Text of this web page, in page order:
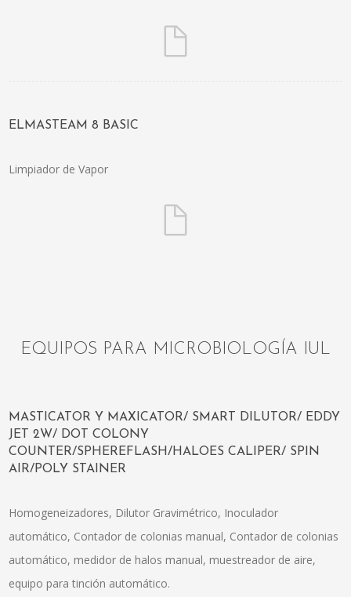
ELMASTEAM 8 BASIC
Limpiador de Vapor
EQUIPOS PARA MICROBIOLOGÍA IUL
MASTICATOR Y MAXICATOR/ SMART DILUTOR/ EDDY
JET 2W/ DOT COLONY
COUNTER/SPHEREFLASH/HALOES CALIPER/ SPIN
AIR/POLY STAINER
Homogeneizadores, Dilutor Gravimétrico, Inoculador
automático, Contador de colonias manual, Contador de colonias
automático, medidor de halos manual, muestreador de aire,
equipo para tinción automático.